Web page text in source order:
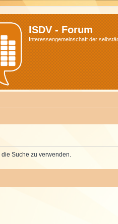
ISDV - Forum
Interessengemeinschaft der
Suche zu verwenden.